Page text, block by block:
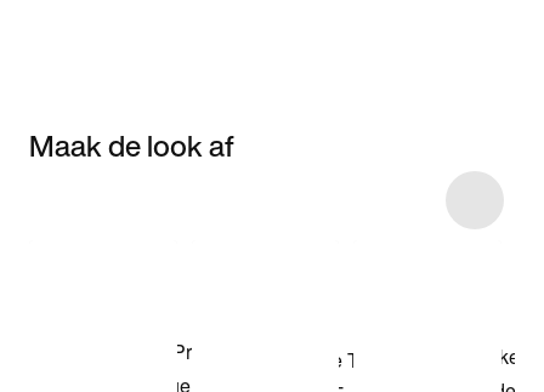
Maak de look af